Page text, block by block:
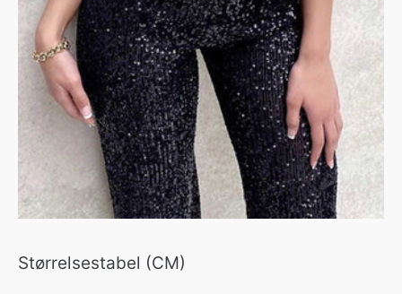
Størrelsestabel (CM)